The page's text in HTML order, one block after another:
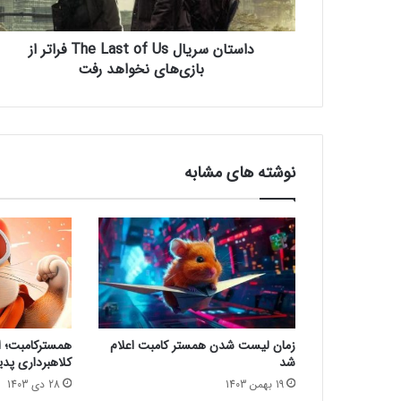
ر
ی
h
s
t
o
f
U
s
ف
ر
ا
ت
ر
ا
داستان سریال The Last of Us فراتر از
بازی‌های نخواهد رفت
نوشته های مشابه
زمان لیست شدن همستر کامبت اعلام
شد
19 بهمن 1403
همسترکامبت؛
کلاهبرداری
28 دی 1403